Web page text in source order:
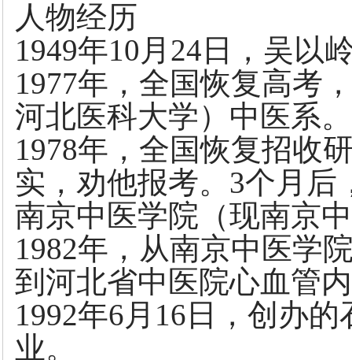
人物经历
1949年10月24日，吴以
1977年，全国恢复高考
河北医科大学）中医系。
1978年，全国恢复招收
实，劝他报考。3个月
南京中医学院（现南京
1982年，从南京中医学
到河北省中医院心血管
1992年6月16日，创办
业。